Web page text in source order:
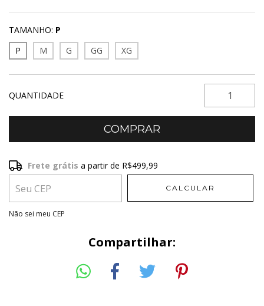
TAMANHO: P
P
M G GG XG
QUANTIDADE
Frete grátis R$499,99
Entregas para o CEP:
Frete grátis a partir de R$499,99
CALCULAR
Não sei meu CEP
Compartilhar: